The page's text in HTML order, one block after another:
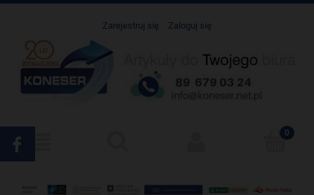
Zarejestruj się Zaloguj się